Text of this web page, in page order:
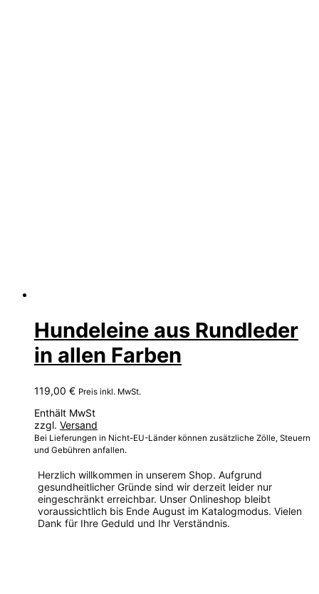
Hundeleine aus Rundleder
in allen Farben
119,00 € Preis inkl. MwSt.
Enthält MwSt
zzgl. Versand
Bei Lieferungen in Nicht-EU-Länder können zusätzliche Zölle, Steuern
und Gebühren anfallen.
Herzlich willkommen in unserem Shop. Aufgrund
gesundheitlicher Gründe sind wir derzeit leider nur
eingeschränkt erreichbar. Unser Onlineshop bleibt
voraussichtlich bis Ende August im Katalogmodus. Vielen
Dank für Ihre Geduld und Ihr Verständnis.